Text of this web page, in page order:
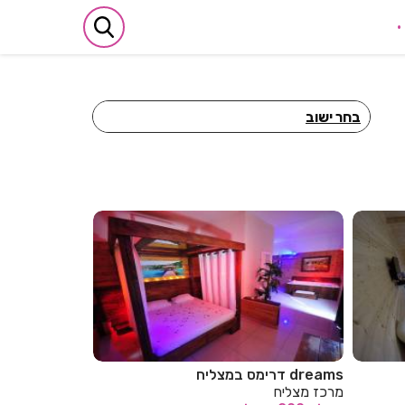
בחר ישוב
חדרים לפי שעה באבן מנחם
חדרים לפי שעה באומן
חדרים לפי שעה באומץ
חדרים לפי שעה באופקים
חדרים לפי שעה באור יהודה
חדרים לפי שעה באור עקיבא
נווה בר
דרום נווה מבטח